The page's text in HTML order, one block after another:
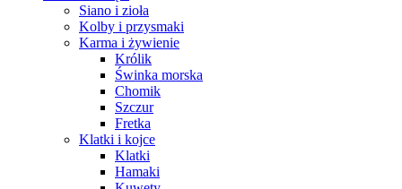
Siano i zioła
Kolby i przysmaki
Karma i żywienie
Królik
Świnka morska
Chomik
Szczur
Fretka
Klatki i kojce
Klatki
Hamaki